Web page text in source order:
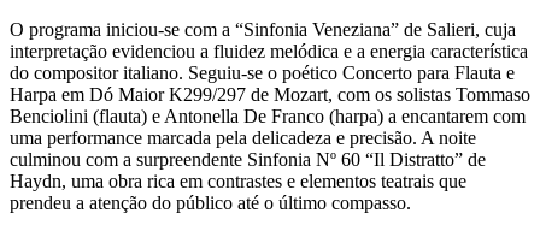
O programa iniciou-se com a “Sinfonia Veneziana” de Salieri, cuja
interpretação evidenciou a fluidez melódica e a energia característica
do compositor italiano. Seguiu-se o poético Concerto para Flauta e
Harpa em Dó Maior K299/297 de Mozart, com os solistas Tommaso
Benciolini (flauta) e Antonella De Franco (harpa) a encantarem com
uma performance marcada pela delicadeza e precisão. A noite
culminou com a surpreendente Sinfonia Nº 60 “Il Distratto” de
Haydn, uma obra rica em contrastes e elementos teatrais que
prendeu a atenção do público até o último compasso.